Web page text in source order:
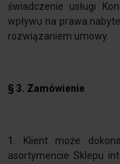
świadczenie usługi
wpływu na prawa
rozwiązaniem umowy.
§ 3. Zamówienie
1.
Klient może
asortymencie Sklepu